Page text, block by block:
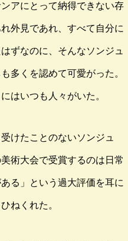
アにとって納得できない存
外見であれ、すべて自分に
ずなのに、そんなソンジュ
多くを認めて可愛がった。
はいつも人々がいた。
けたことのないソンジュ
術大会で受賞するのは日常
る」という過大評価を耳に
ねくれた。